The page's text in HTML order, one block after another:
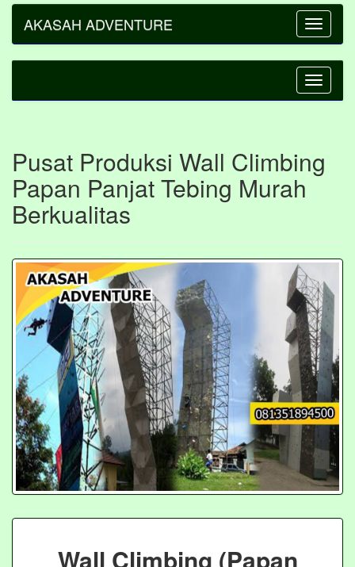
Toggle
AKASAH ADVENTURE
Toggle
Pusat Produksi Wall Climbing
Papan Panjat Tebing Murah
Berkualitas
Wall Climbing (Papan